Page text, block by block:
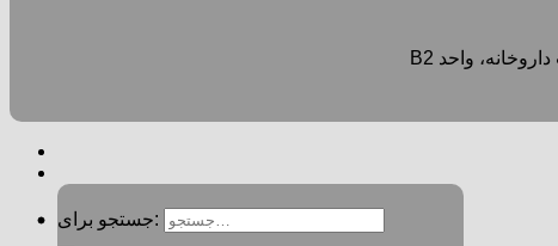
جستجو برای: